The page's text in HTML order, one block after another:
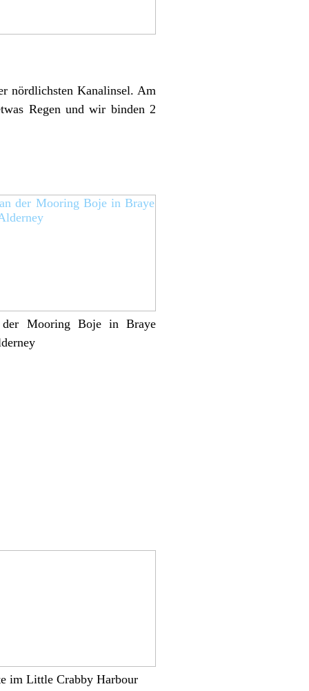
nördlichsten Kanalinsel. Am
Regen und wir binden 2
Mooring Boje in Braye
im Little Crabby Harbour